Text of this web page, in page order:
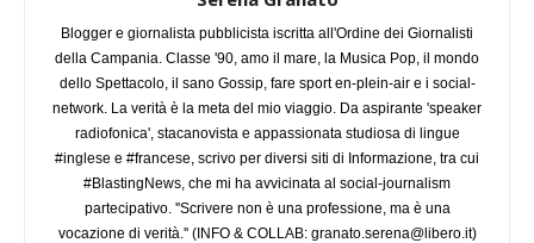
Blogger e giornalista pubblicista iscritta all'Ordine dei Giornalisti
della Campania. Classe '90, amo il mare, la Musica Pop, il mondo
dello Spettacolo, il sano Gossip, fare sport en-plein-air e i social-
network. La verità è la meta del mio viaggio. Da aspirante 'speaker
radiofonica', stacanovista e appassionata studiosa di lingue
#inglese e #francese, scrivo per diversi siti di Informazione, tra cui
#BlastingNews, che mi ha avvicinata al social-journalism
partecipativo. ''Scrivere non è una professione, ma è una
vocazione di verità.'' (INFO & COLLAB: granato.serena@libero.it)